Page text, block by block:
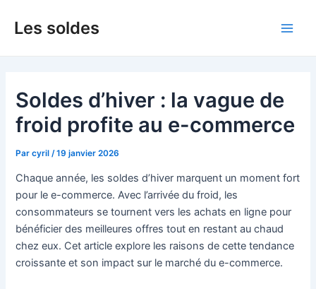
Les soldes
Soldes d’hiver : la vague de
froid profite au e-commerce
Parcyril /19 janvier 2026
Chaque année, les soldes d’hiver marquent un moment fort
pour le e-commerce. Avec l’arrivée du froid, les
consommateurs se tournent vers les achats en ligne pour
bénéficier des meilleures offres tout en restant au chaud
chez eux. Cet article explore les raisons de cette tendance
croissante et son impact sur le marché du e-commerce.